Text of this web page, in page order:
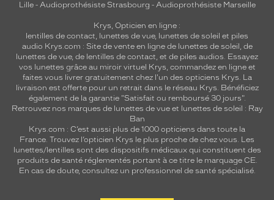
Lille- Audioprothésiste Strasbourg - Audioprothésiste Marseille
Krys, Opticien en ligne :
lentilles de contact, lunettes de vue, lunettes de soleil et piles
audio Krys.com : Site de vente en ligne de lunettes de soleil, de
lunettes de vue, de lentilles de contact, et de piles audios. Essayez
vos lunettes grâce au miroir virtuel Krys, commandez en ligne et
faites vous livrer gratuitement chez l'un des opticiens Krys. La
livraison est offerte pour un retrait dans le réseau Krys. Bénéficiez
également de la garantie "Satisfait ou remboursé 30 jours".
Retrouvez nos marques de lunettes de vue et lunettes de soleil : Ray
Ban
Krys.com : C’est aussi plus de 1000 opticiens dans toute la
France. Trouvez l’opticien Krys le plus proche de chez vous. Les
lunettes/lentilles sont des dispositifs médicaux qui constituent des
produits de santé réglementés portant à ce titre le marquage CE.
En cas de doute, consultez un professionnel de santé spécialisé.